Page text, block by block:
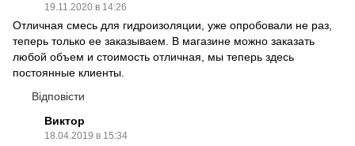
19.11.2020 в 14:26
Отличная смесь для гидроизоляции, уже опробовали не раз,
теперь только ее заказываем. В магазине можно заказать
любой объем и стоимость отличная, мы теперь здесь
постоянные клиенты.
Відповісти
Виктор
18.04.2019 в 15:34